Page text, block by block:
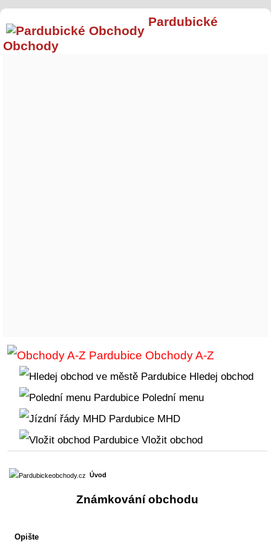
Pardubické
Obchody
Obchody A-Z
Hledej obchod
Polední menu
MHD
Vložit obchod
Úvod
Známkování obchodu
Opište